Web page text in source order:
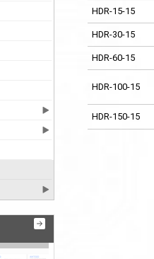
HDR-15-15
HDR-30-15
HDR-60-15
HDR-100-15
HDR-150-15